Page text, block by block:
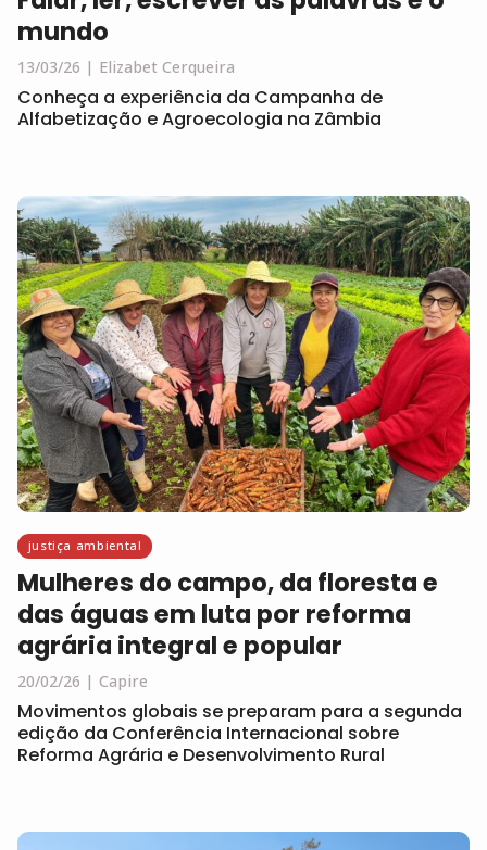
mundo
13/03/26 Elizabet Cerqueira
Conheça a experiência da Campanha de
Alfabetização e Agroecologia na Zâmbia
justiça ambiental
Mulheres do campo, da floresta e
das águas em luta por reforma
agrária integral e popular
20/02/26 Capire
Movimentos globais se preparam para a segunda
edição da Conferência Internacional sobre
Reforma Agrária e Desenvolvimento Rural